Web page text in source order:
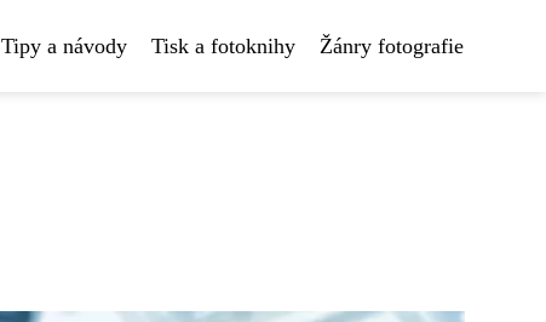
Tipy a návody Tisk a fotoknihy Žánry fotografie